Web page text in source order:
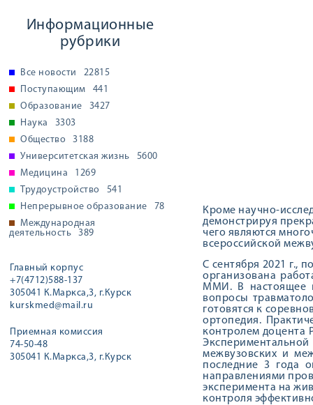
Информационные
рубрики
Все новости
22815
Поступающим
441
Образование
3427
Наука
3303
Общество
3188
Университетская жизнь
5600
Медицина
1269
Трудоустройство
541
Непрерывное образование
78
Международная
деятельность
389
Главный корпус
+7(4712)588-137
305041 К.Маркса,3, г.Курск
kurskmed@mail.ru
Приемная комиссия
74-50-48
305041 К.Маркса,3, г.Курск
Кроме научно-
демонстрируя
чего являются
всероссийской
С сентября 2021 г.,
организована
ММИ. В настоящее
вопросы
готовятся к
ортопедия.
контролем доцента
межвузовских и
последние 3 года
направлениями
эксперимента на
контроля